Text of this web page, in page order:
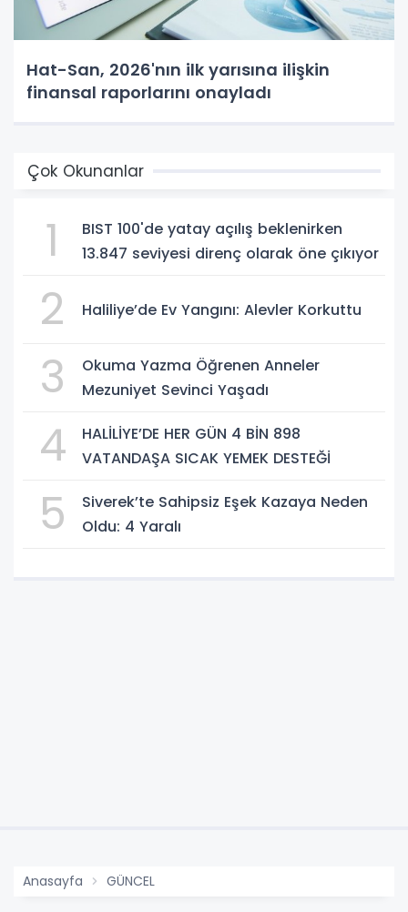
Hat-San, 2026'nın ilk yarısına ilişkin
finansal raporlarını onayladı
Çok Okunanlar
1
BIST 100'de yatay açılış beklenirken
13.847 seviyesi direnç olarak öne çıkıyor
2 Haliliye’de Ev Yangını: Alevler Korkuttu
3
Okuma Yazma Öğrenen Anneler
Mezuniyet Sevinci Yaşadı
4
HALİLİYE’DE HER GÜN 4 BİN 898
VATANDAŞA SICAK YEMEK DESTEĞİ
5
Siverek’te Sahipsiz Eşek Kazaya Neden
Oldu: 4 Yaralı
Anasayfa GÜNCEL